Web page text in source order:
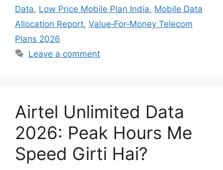
Data, Low Price Mobile Plan India, Mobile Data
Allocation Report, Value‑For‑Money Telecom
Plans 2026
Leave a comment
Airtel Unlimited Data
2026: Peak Hours Me
Speed Girti Hai?